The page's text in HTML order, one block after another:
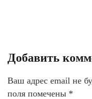
Добавить
Ваш адрес email не
поля помечены *